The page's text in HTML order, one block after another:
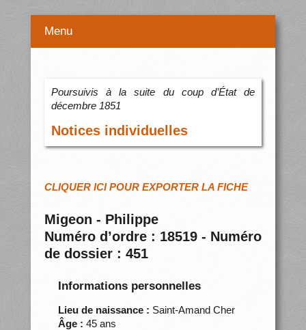
Menu
Poursuivis à la suite du coup d’État de
décembre 1851
Notices individuelles
CLIQUER ICI POUR EXPORTER LA FICHE
Migeon - Philippe
Numéro d’ordre : 18519 - Numéro
de dossier : 451
Informations personnelles
Lieu de naissance : Saint-Amand Cher
Âge : 45 ans